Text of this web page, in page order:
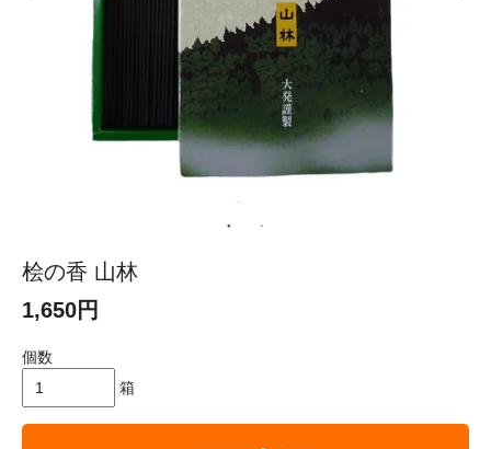
桧の香 山林
1,650円
個数
箱